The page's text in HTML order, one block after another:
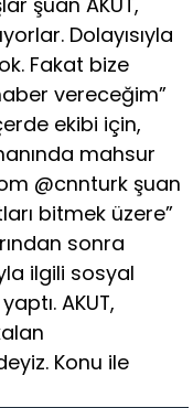
Dolayısıyla
Fakat bize
vereceğim”
ekibi için,
mahsur
@cnnturk şuan
bitmek üzere”
sonra
ilgili sosyal
AKUT,
Konu ile